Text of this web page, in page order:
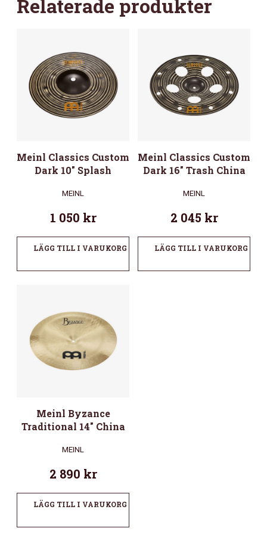
Relaterade produkter
Meinl Classics Custom
Dark 10″ Splash
MEINL
1 050 kr
LÄGG TILL I VARUKORG
Meinl Classics Custom
Dark 16″ Trash China
MEINL
2 045 kr
LÄGG TILL I VARUKORG
Meinl Byzance
Traditional 14″ China
MEINL
2 890 kr
LÄGG TILL I VARUKORG